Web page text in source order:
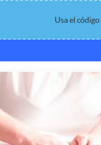
Usa el código